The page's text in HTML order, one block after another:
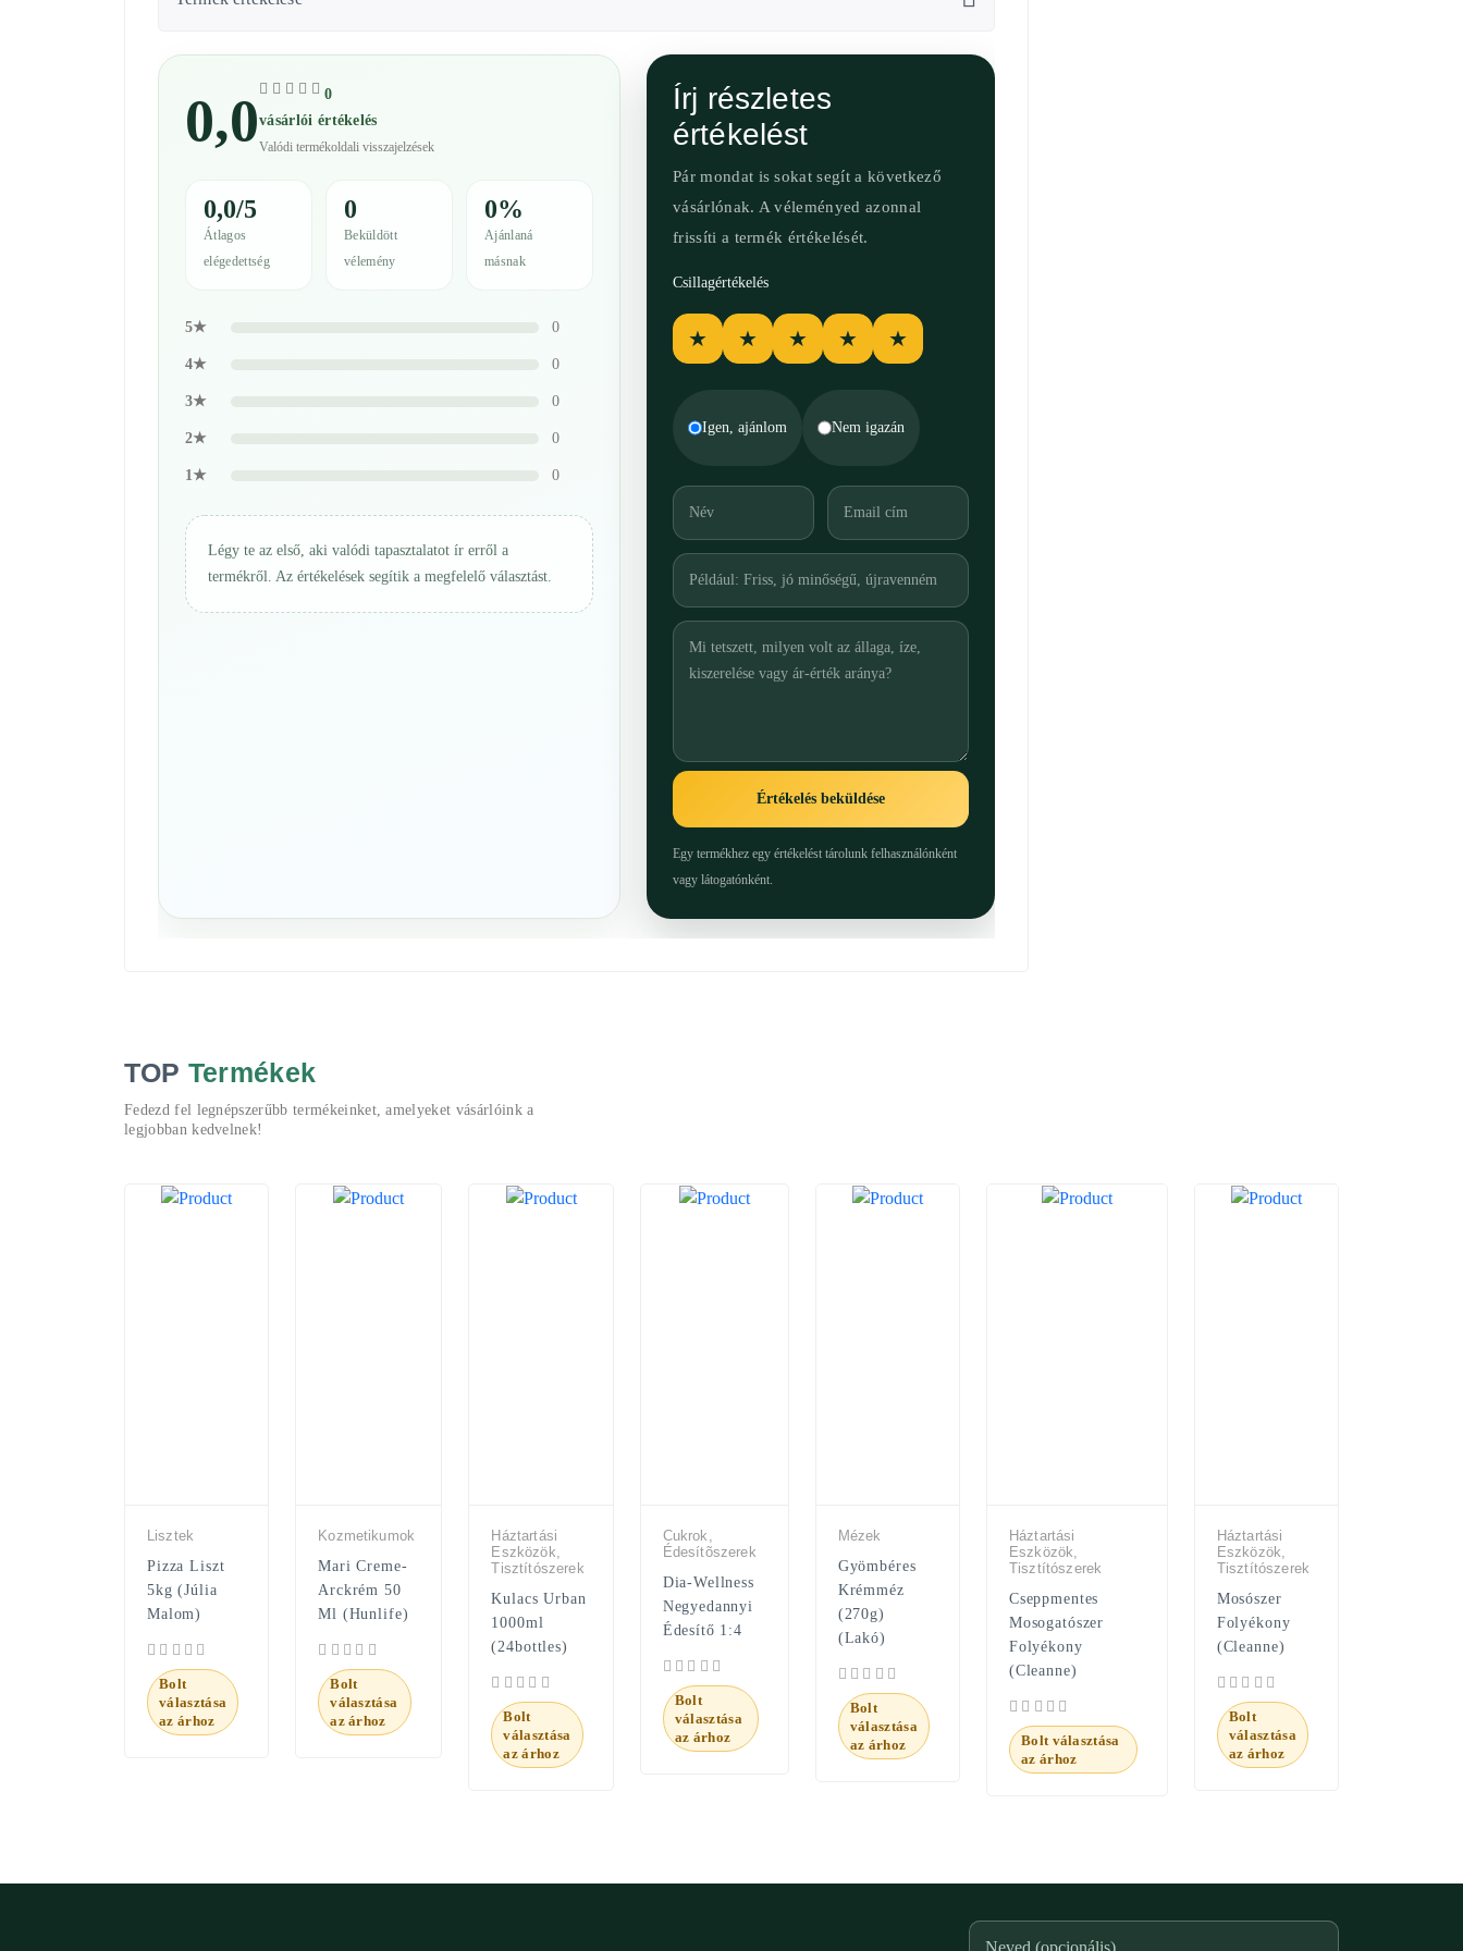
0,0
0
vásárlói értékelés
Valódi termékoldali visszajelzések
0,0/5
Átlagos
elégedettség
0
Beküldött
vélemény
0%
Ajánlaná
másnak
5★ 0
4★ 0
3★ 0
2★ 0
1★ 0
Légy te az első, aki valódi tapasztalatot ír erről a
termékről. Az értékelések segítik a megfelelő választást.
Írj részletes
értékelést
Pár mondat is sokat segít a következő
vásárlónak. A véleményed azonnal
frissíti a termék értékelését.
Csillagértékelés
★ ★ ★ ★ ★
Igen, ajánlom Nem igazán
Értékelés beküldése
Egy termékhez egy értékelést tárolunk felhasználónként
vagy látogatónként.
TOP Termékek
Fedezd fel legnépszerűbb termékeinket, amelyeket vásárlóink a
legjobban kedvelnek!
Lisztek
Pizza Liszt
5kg (Júlia
Malom)
Bolt
választása
az árhoz
Kozmetikumok
Mari Creme-
Arckrém 50
Ml (Hunlife)
Bolt
választása
az árhoz
Háztartási
Eszközök,
Tisztítószerek
Kulacs Urban
1000ml
(24bottles)
Bolt
választása
az árhoz
Cukrok,
Édesítõszerek
Dia-Wellness
Negyedannyi
Édesítő 1:4
Bolt
választása
az árhoz
Mézek
Gyömbéres
Krémméz
(270g)
(Lakó)
Bolt
választása
az árhoz
Háztartási
Eszközök,
Tisztítószerek
Cseppmentes
Mosogatószer
Folyékony
(Cleanne)
Bolt választása
az árhoz
Háztartási
Eszközök,
Tisztítószerek
Mosószer
Folyékony
(Cleanne)
Bolt
választása
az árhoz